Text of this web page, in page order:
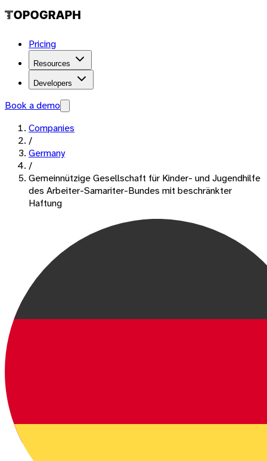
Pricing
Resources
Developers
Book a demo
Companies
/
Germany
/
Gemeinnützige Gesellschaft für Kinder- und Jugendhilfe
des Arbeiter-Samariter-Bundes mit beschränkter
Haftung